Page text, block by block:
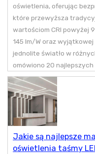
oświetlenia, oferując
które przewyższa
wartościom CRI powyżej
145 lm/W oraz
jednolite światło w
omówiono 20 najlepszych
Jakie są najlepsze
oświetlenia taśmy